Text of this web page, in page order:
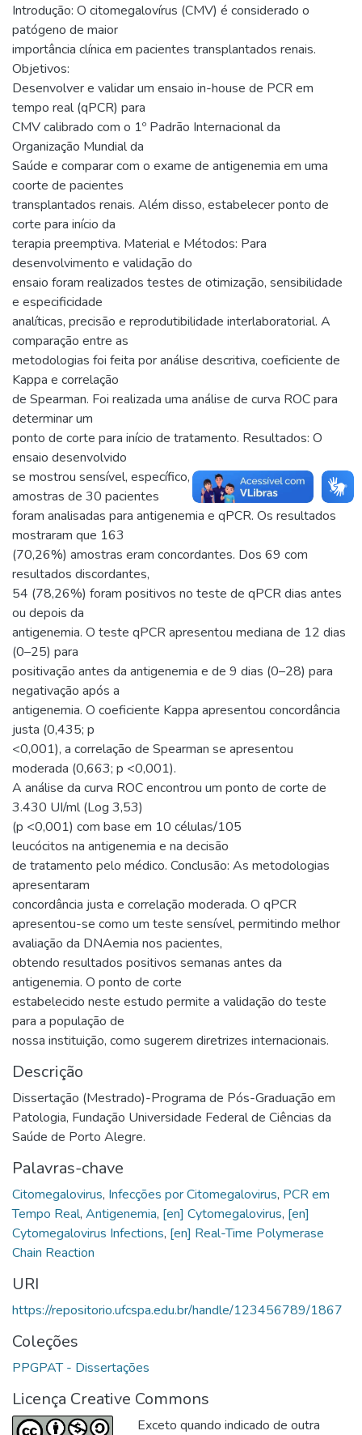
Introdução: O citomegalovírus (CMV) é considerado o
patógeno de maior
importância clínica em pacientes transplantados renais.
Objetivos:
Desenvolver e validar um ensaio in-house de PCR em
tempo real (qPCR) para
CMV calibrado com o 1º Padrão Internacional da
Organização Mundial da
Saúde e comparar com o exame de antigenemia em uma
coorte de pacientes
transplantados renais. Além disso, estabelecer ponto de
corte para início da
terapia preemptiva. Material e Métodos: Para
desenvolvimento e validação do
ensaio foram realizados testes de otimização, sensibilidade
e especificidade
analíticas, precisão e reprodutibilidade interlaboratorial. A
comparação entre as
metodologias foi feita por análise descritiva, coeficiente de
Kappa e correlação
de Spearman. Foi realizada uma análise de curva ROC para
determinar um
ponto de corte para início de tratamento. Resultados: O
ensaio desenvolvido
se mostrou sensível, específico, preciso e linear. 232
amostras de 30 pacientes
foram analisadas para antigenemia e qPCR. Os resultados
mostraram que 163
(70,26%) amostras eram concordantes. Dos 69 com
resultados discordantes,
54 (78,26%) foram positivos no teste de qPCR dias antes
ou depois da
antigenemia. O teste qPCR apresentou mediana de 12 dias
(0–25) para
positivação antes da antigenemia e de 9 dias (0–28) para
negativação após a
antigenemia. O coeficiente Kappa apresentou concordância
justa (0,435; p
<0,001), a correlação de Spearman se apresentou
moderada (0,663; p <0,001).
A análise da curva ROC encontrou um ponto de corte de
3.430 UI/ml (Log 3,53)
(p <0,001) com base em 10 células/105
leucócitos na antigenemia e na decisão
de tratamento pelo médico. Conclusão: As metodologias
apresentaram
concordância justa e correlação moderada. O qPCR
apresentou-se como um teste sensível, permitindo melhor
avaliação da DNAemia nos pacientes,
obtendo resultados positivos semanas antes da
antigenemia. O ponto de corte
estabelecido neste estudo permite a validação do teste
para a população de
nossa instituição, como sugerem diretrizes internacionais.
Descrição
Dissertação (Mestrado)-Programa de Pós-Graduação em
Patologia, Fundação Universidade Federal de Ciências da
Saúde de Porto Alegre.
Palavras-chave
Citomegalovirus, Infecções por Citomegalovirus, PCR em
Tempo Real, Antigenemia, [en] Cytomegalovirus, [en]
Cytomegalovirus Infections, [en] Real-Time Polymerase
Chain Reaction
URI
https://repositorio.ufcspa.edu.br/handle/123456789/1867
Coleções
PPGPAT - Dissertações
Licença Creative Commons
Exceto quando indicado de outra